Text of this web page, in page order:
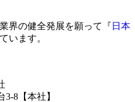
界の健全発展を願って『 日本
います。
8【本社】